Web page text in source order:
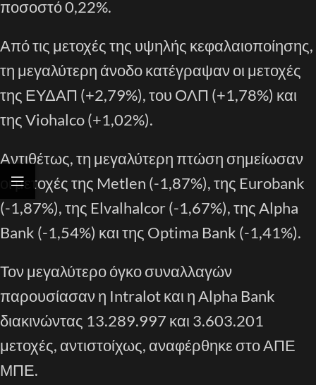
ποσοστό 0,22%.
Από τις μετοχές της υψηλής κεφαλαιοποίησης,
τη μεγαλύτερη άνοδο κατέγραψαν οι μετοχές
της ΕΥΔΑΠ (+2,79%), του ΟΛΠ (+1,78%) και
της Viohalco (+1,02%).
Αντιθέτως, τη μεγαλύτερη πτώση σημείωσαν
οι μετοχές της Metlen (-1,87%), της Eurobank
(-1,87%), της Elvalhalcor (-1,67%), της Alpha
Bank (-1,54%) και της Optima Bank (-1,41%).
Τον μεγαλύτερο όγκο συναλλαγών
παρουσίασαν η Intralot και η Alpha Bank
διακινώντας 13.289.997 και 3.603.201
μετοχές, αντιστοίχως, αναφέρθηκε στο ΑΠΕ
ΜΠΕ.